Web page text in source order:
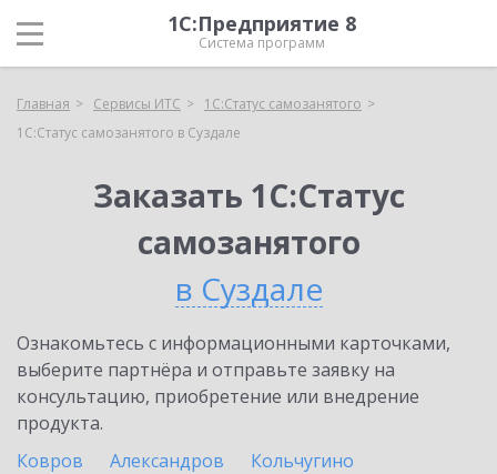
1С:Предприятие 8
Система программ
Главная Сервисы ИТС
1С:Статус самозанятого
1С:Статус самозанятого в Суздале
Заказать 1С:Статус
самозанятого
в Суздале
Ознакомьтесь с информационными карточками,
выберите партнёра и отправьте заявку на
консультацию, приобретение или внедрение
продукта.
Ковров
Александров
Кольчугино